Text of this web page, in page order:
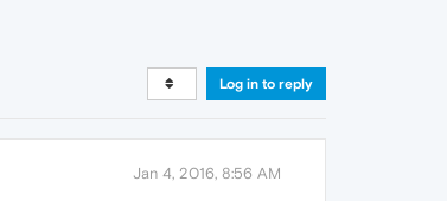
Log in to reply
Jan 4, 2016, 8:56 AM